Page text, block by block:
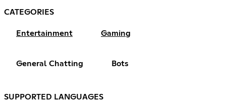
CATEGORIES
Entertainment Gaming
General Chatting Bots
SUPPORTED LANGUAGES